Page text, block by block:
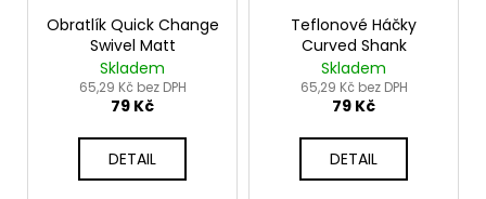
Obratlík Quick Change
Swivel Matt
Skladem
65,29 Kč bez DPH
79 Kč
DETAIL
Teflonové Háčky
Curved Shank
Skladem
65,29 Kč bez DPH
79 Kč
DETAIL